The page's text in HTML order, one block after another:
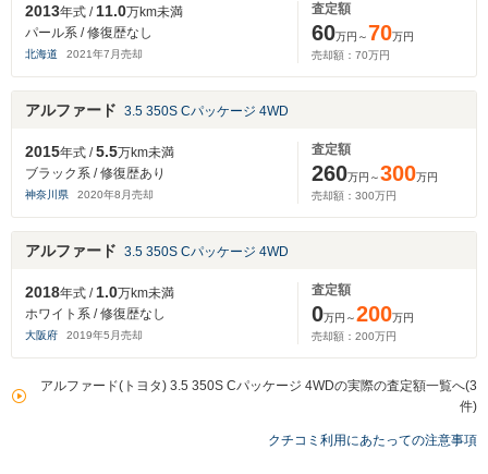
2013年式 /11.0万km未満
パール系 / 修復歴なし
北海道 2021年7 月売却
査定額
60万円～70万円
売却額： 70万円
アルファード 3.5 350S Cパッケージ 4WD
2015年式 /5.5万km未満
ブラック系 / 修復歴あり
神奈川県 2020年8 月売却
査定額
260万円～300万円
売却額： 300万円
アルファード 3.5 350S Cパッケージ 4WD
2018年式 /1.0万km未満
ホワイト系 / 修復歴なし
大阪府 2019年5 月売却
査定額
0万円～200万円
売却額： 200万円
アルファード(トヨタ) 3.5 350S Cパッケージ 4WDの実際の査定額一覧へ(3
件)
クチコミ利用にあたっての注意事項